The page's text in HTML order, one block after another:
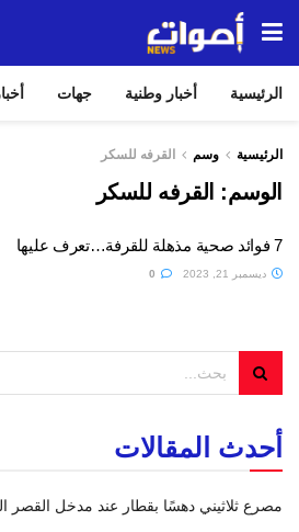
الرئيسية أخبار وطنية جهات
الرئيسية وسم القرفه للسكر
الوسم: القرفه للسكر
7 فوائد صحية مذهلة للقرفة…تعرف عليها
ديسمبر 21, 2023
أحدث المقالات
مصرع ثلاثيني دهسًا بقطار عند مدخل القصر